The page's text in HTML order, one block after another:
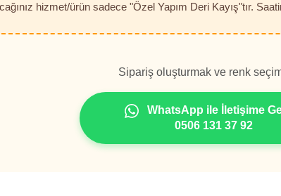
hizmet/ürün sadece "Özel Yapım Deri Kayış"tır.
Sipariş oluşturmak ve renk
WhatsApp ile İletişime
0506 131 37 92